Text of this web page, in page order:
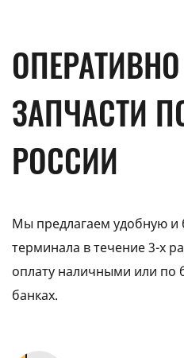
ЗАПЧАСТИ
РОССИИ
Мы предлагаем удобную и
терминала в течение 3-х
оплату наличными или по
банках.